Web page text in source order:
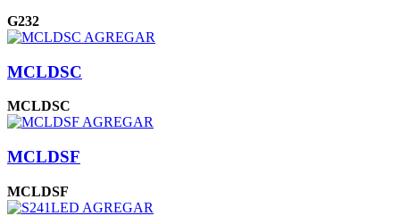
G232
AGREGAR
MCLDSC
MCLDSC
AGREGAR
MCLDSF
MCLDSF
AGREGAR